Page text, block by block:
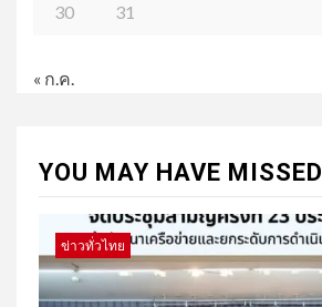
30 31
« ก.ค.
YOU MAY HAVE MISSED
ข่าวทั่วไทย